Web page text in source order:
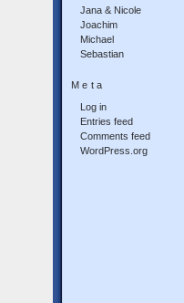
Jana & Nicole
Joachim
Michael
Sebastian
Meta
Log in
Entries feed
Comments feed
WordPress.org